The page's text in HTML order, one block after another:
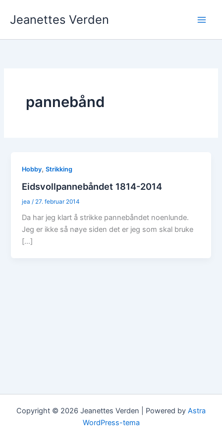
innholdet
Jeanettes Verden
pannebånd
Hobby,Strikking
Eidsvollpannebåndet 1814-2014
jea / 27. februar 2014
Da har jeg klart å strikke pannebåndet noenlunde.
Jeg er ikke så nøye siden det er jeg som skal bruke
[…]
Copyright © 2026 Jeanettes Verden | Powered by Astra
WordPress-tema